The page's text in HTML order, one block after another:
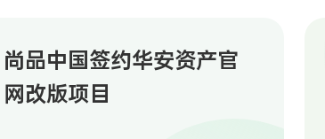
尚品中国签约华安资产官
网改版项目